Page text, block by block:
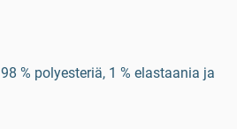
% polyesteriä, 1 % elastaania ja